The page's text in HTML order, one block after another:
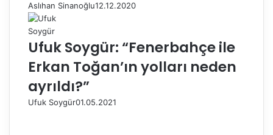
Aslıhan Sinanoğlu12.12.2020
Ufuk Soygür: “Fenerbahçe ile
Erkan Toğan’ın yolları neden
ayrıldı?”
Ufuk Soygür01.05.2021